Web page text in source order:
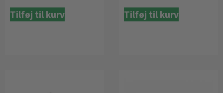
Tilføj til kurv
Tilføj til kurv